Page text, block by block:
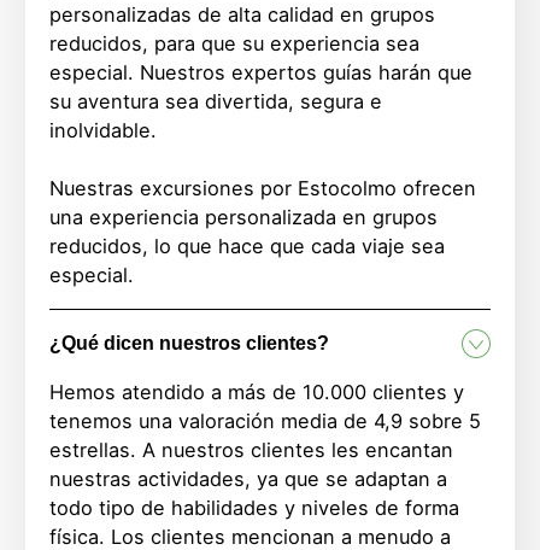
personalizadas de alta calidad en grupos
reducidos, para que su experiencia sea
especial. Nuestros expertos guías harán que
su aventura sea divertida, segura e
inolvidable.
Nuestras excursiones por Estocolmo ofrecen
una experiencia personalizada en grupos
reducidos, lo que hace que cada viaje sea
especial.
¿Qué dicen nuestros clientes?
Hemos atendido a más de 10.000 clientes y
tenemos una valoración media de 4,9 sobre 5
estrellas. A nuestros clientes les encantan
nuestras actividades, ya que se adaptan a
todo tipo de habilidades y niveles de forma
física. Los clientes mencionan a menudo a